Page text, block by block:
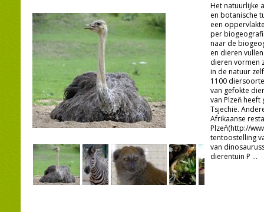
Het natuurlijke
en botanische
een
per
naar de
en dieren
dieren vormen
in de natuur
1100
van gefokte
van Plzeň
Tsjechië.
Afrikaanse
Plzeň(http://
tentoostelling
van
dierentuin P ...